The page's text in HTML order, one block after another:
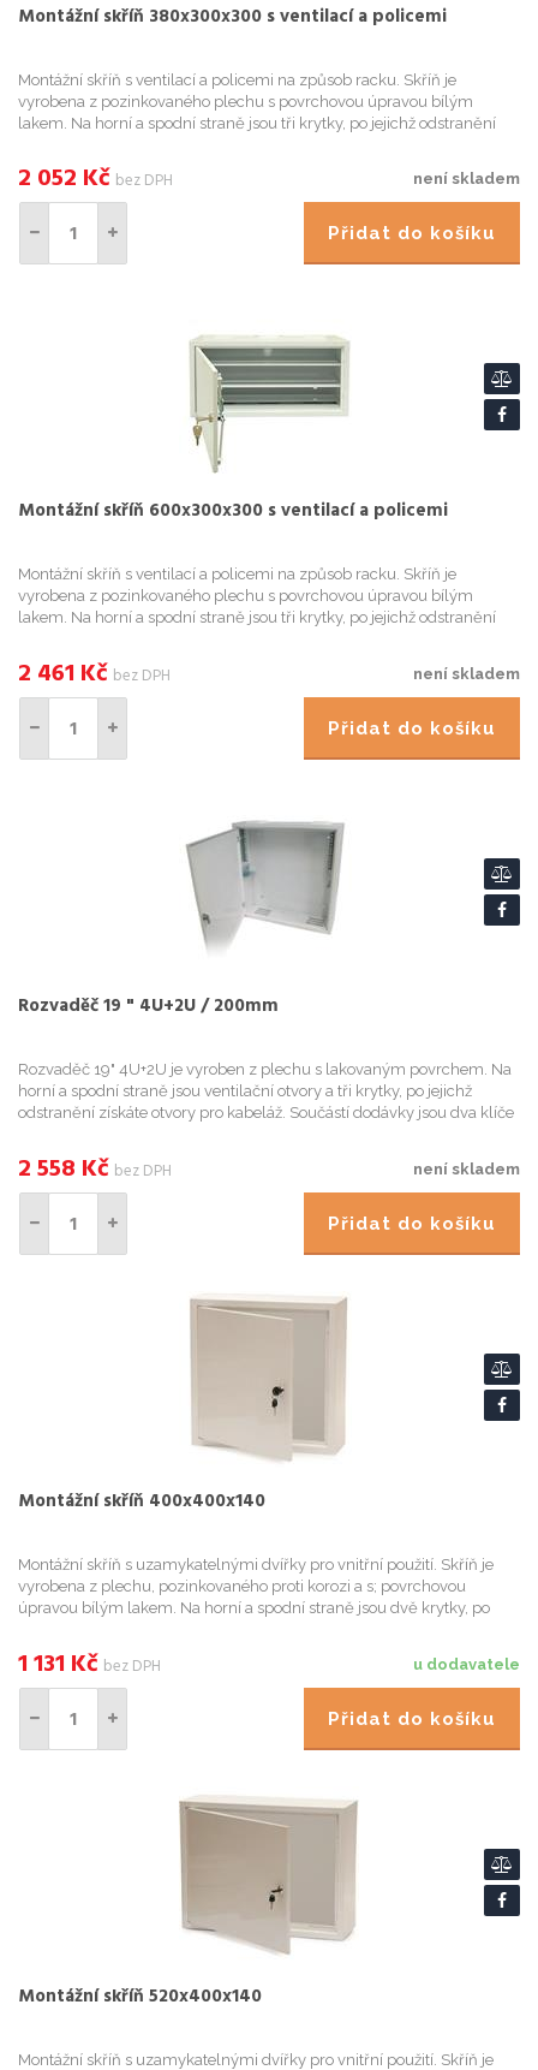
Montážní skříň 380x300x300 s ventilací a policemi
Montážní skříň s ventilací a policemi na způsob racku. Skříň je
vyrobena z pozinkovaného plechu s povrchovou úpravou bílým
lakem. Na horní a spodní straně jsou tři krytky, po jejichž odstranění
není skladem
2 052 Kč bez DPH
Přidat do košíku
Montážní skříň 600x300x300 s ventilací a policemi
Montážní skříň s ventilací a policemi na způsob racku. Skříň je
vyrobena z pozinkovaného plechu s povrchovou úpravou bílým
lakem. Na horní a spodní straně jsou tři krytky, po jejichž odstranění
není skladem
2 461 Kč bez DPH
Přidat do košíku
Rozvaděč 19 " 4U+2U / 200mm
Rozvaděč 19" 4U+2U je vyroben z plechu s lakovaným povrchem. Na
horní a spodní straně jsou ventilační otvory a tři krytky, po jejichž
odstranění získáte otvory pro kabeláž. Součástí dodávky jsou dva klíče
není skladem
2 558 Kč bez DPH
Přidat do košíku
Montážní skříň 400x400x140
Montážní skříň s uzamykatelnými dvířky pro vnitřní použití. Skříň je
vyrobena z plechu, pozinkovaného proti korozi a s; povrchovou
úpravou bílým lakem. Na horní a spodní straně jsou dvě krytky, po
u dodavatele
1 131 Kč bez DPH
Přidat do košíku
Montážní skříň 520x400x140
Montážní skříň s uzamykatelnými dvířky pro vnitřní použití. Skříň je